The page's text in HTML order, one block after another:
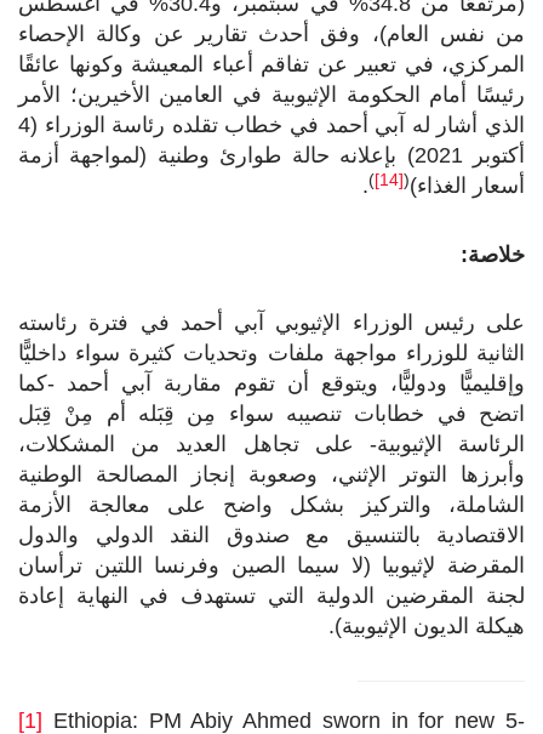
من نفس العام)، وفق أحدث تقارير عن وكالة الإحصاء
المركزي، في تعبير عن تفاقم أعباء المعيشة وكونها عائقًا
رئيسًا أمام الحكومة الإثيوبية في العامين الأخيرين؛ الأمر
الذي أشار له آبي أحمد في خطاب تقلده رئاسة الوزراء (4
أكتوبر 2021) بإعلانه حالة طوارئ وطنية (لمواجهة أزمة
أسعار الغذاء)(
[14]
)
.
خلاصة:
على رئيس الوزراء الإثيوبي آبي أحمد في فترة رئاسته
الثانية للوزراء مواجهة ملفات وتحديات كثيرة سواء داخليًّا
وإقليميًّا ودوليًّا، ويتوقع أن تقوم مقاربة آبي أحمد -كما
اتضح في خطابات تنصيبه سواء مِن قِبَله أم مِنْ قِبَل
الرئاسة الإثيوبية- على تجاهل العديد من المشكلات،
وأبرزها التوتر الإثني، وصعوبة إنجاز المصالحة الوطنية
الشاملة، والتركيز بشكل واضح على معالجة الأزمة
الاقتصادية بالتنسيق مع صندوق النقد الدولي والدول
المقرضة لإثيوبيا (لا سيما الصين وفرنسا اللتين ترأسان
لجنة المقرضين الدولية التي تستهدف في النهاية إعادة
هيكلة الديون الإثيوبية).
[1] Ethiopia: PM Abiy Ahmed sworn in for new 5-